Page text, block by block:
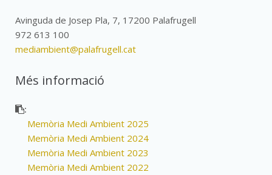
Avinguda de Josep Pla, 7, 17200 Palafrugell
972 613 100
mediambient@palafrugell.cat
Més informació
:
Memòria Medi Ambient 2025
Memòria Medi Ambient 2024
Memòria Medi Ambient 2023
Memòria Medi Ambient 2022